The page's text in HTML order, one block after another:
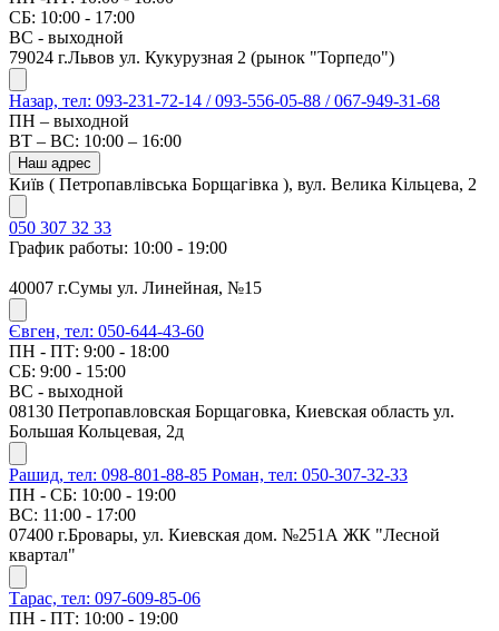
СБ: 10:00 - 17:00
ВС - выходной
79024 г.Львов ул. Кукурузная 2 (рынок "Торпедо")
Назар, тел: 093-231-72-14 / 093-556-05-88 / 067-949-31-68
ПН – выходной
ВТ – ВС: 10:00 – 16:00
Наш адрес
Київ ( Петропавлівська Борщагівка ), вул. Велика Кільцева, 2
050 307 32 33
График работы: 10:00 - 19:00
40007 г.Сумы ул. Линейная, №15
Євген, тел: 050-644-43-60
ПН - ПТ: 9:00 - 18:00
СБ: 9:00 - 15:00
ВС - выходной
08130 Петропавловская Борщаговка, Киевская область ул.
Большая Кольцевая, 2д
Рашид, тел: 098-801-88-85 Роман, тел: 050-307-32-33
ПН - СБ: 10:00 - 19:00
ВС: 11:00 - 17:00
07400 г.Бровары, ул. Киевская дом. №251А ЖК "Лесной
квартал"
Тарас, тел: 097-609-85-06
ПН - ПТ: 10:00 - 19:00